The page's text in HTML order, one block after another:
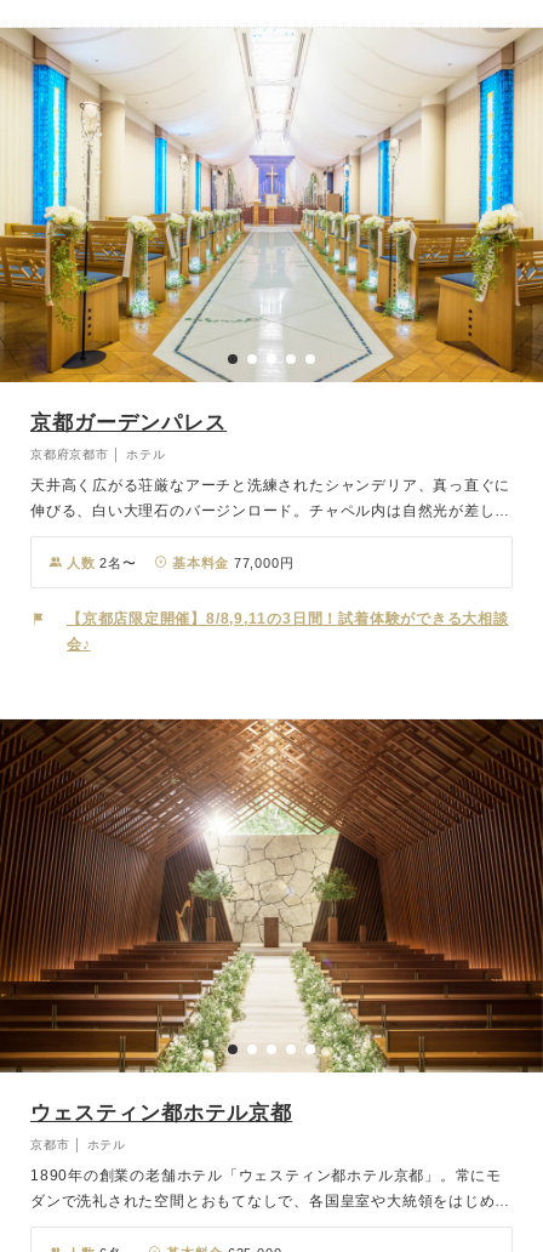
いを込めた、おふたりだけの特別メニューのご提案も可能です。
京都ガーデンパレス
京都府京都市 │ ホテル
天井高く広がる荘厳なアーチと洗練されたシャンデリア、真っ直ぐに
伸びる、白い大理石のバージンロード。チャペル内は自然光が差し込
み、幻想的なブルーの光がおふたりを優しく包み込みます。ご家族や
ご友人に見守られながら、おふたりらしい誓いを紡ぐ。ホテルならで
はの上質空間で祝福と喜びに満ちたセレモニーが叶います。
人数 2名〜 基本料金 77,000円
【京都店限定開催】8/8,9,11の3日間！試着体験ができる大相談
会♪
ウェスティン都ホテル京都
京都市 │ ホテル
1890年の創業の老舗ホテル「ウェスティン都ホテル京都」。常にモ
ダンで洗礼された空間とおもてなしで、各国皇室や大統領をはじめと
する国賓など多くの著名人を迎え、国際ホテルとして高い名声を築い